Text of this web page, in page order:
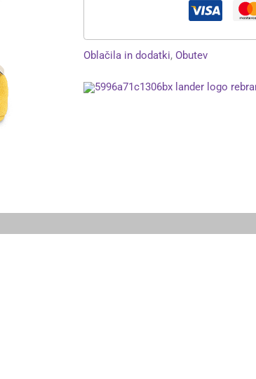
Oblačila in dodatki, Obutev